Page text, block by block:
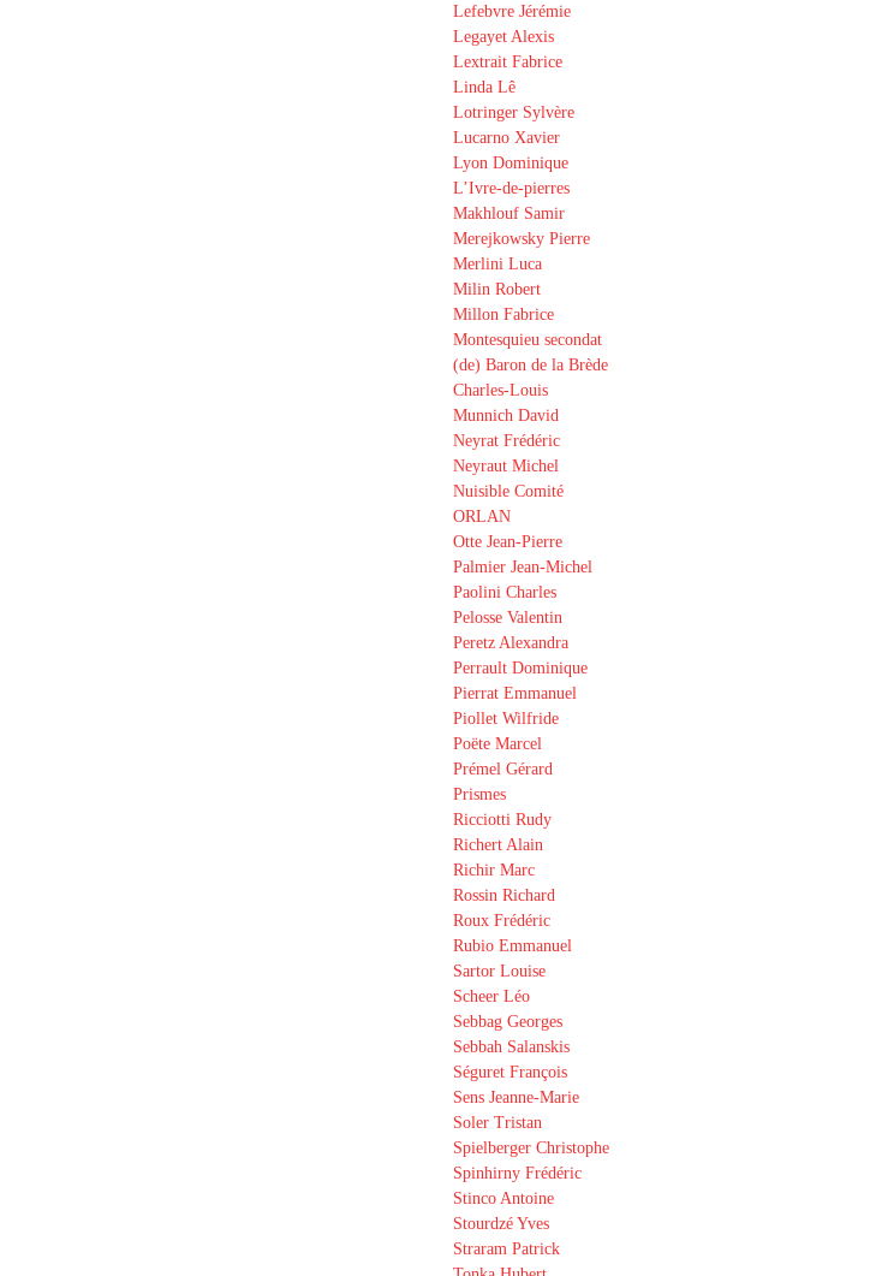
Lefebvre Jérémie
Legayet Alexis
Lextrait Fabrice
Linda Lê
Lotringer Sylvère
Lucarno Xavier
Lyon Dominique
L’Ivre-de-pierres
Makhlouf Samir
Merejkowsky Pierre
Merlini Luca
Milin Robert
Millon Fabrice
Montesquieu secondat
(de) Baron de la Brède
Charles-Louis
Munnich David
Neyrat Frédéric
Neyraut Michel
Nuisible Comité
ORLAN
Otte Jean-Pierre
Palmier Jean-Michel
Paolini Charles
Pelosse Valentin
Peretz Alexandra
Perrault Dominique
Pierrat Emmanuel
Piollet Wilfride
Poëte Marcel
Prémel Gérard
Prismes
Ricciotti Rudy
Richert Alain
Richir Marc
Rossin Richard
Roux Frédéric
Rubio Emmanuel
Sartor Louise
Scheer Léo
Sebbag Georges
Sebbah Salanskis
Séguret François
Sens Jeanne-Marie
Soler Tristan
Spielberger Christophe
Spinhirny Frédéric
Stinco Antoine
Stourdzé Yves
Straram Patrick